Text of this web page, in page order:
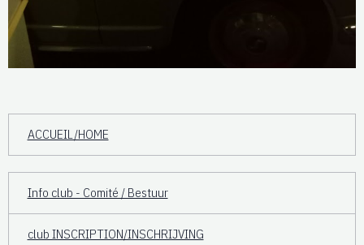
ACCUEIL/HOME
Info club - Comité / Bestuur
club INSCRIPTION/INSCHRIJVING